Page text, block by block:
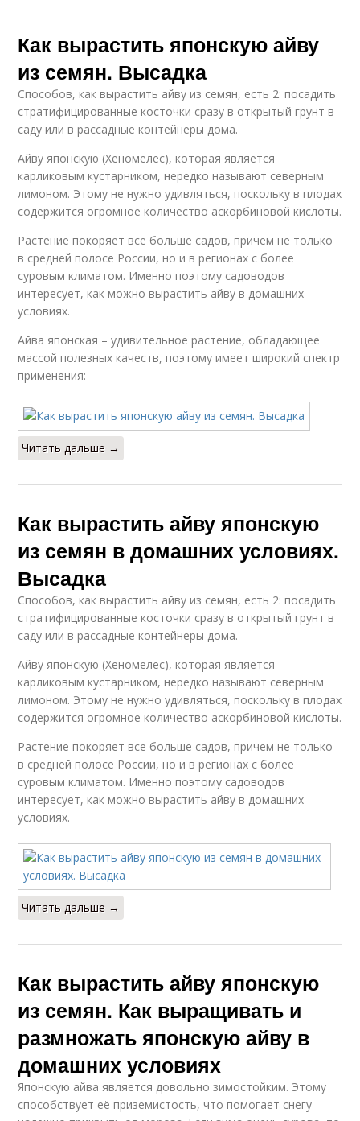
Как вырастить японскую айву
из семян. Высадка
Способов, как вырастить айву из семян, есть 2: посадить
стратифицированные косточки сразу в открытый грунт в
саду или в рассадные контейнеры дома.
Айву японскую (Хеномелес), которая является
карликовым кустарником, нередко называют северным
лимоном. Этому не нужно удивляться, поскольку в плодах
содержится огромное количество аскорбиновой кислоты.
Растение покоряет все больше садов, причем не только
в средней полосе России, но и в регионах с более
суровым климатом. Именно поэтому садоводов
интересует, как можно вырастить айву в домашних
условиях.
Айва японская – удивительное растение, обладающее
массой полезных качеств, поэтому имеет широкий спектр
применения:
Читать дальше →
Как вырастить айву японскую
из семян в домашних условиях.
Высадка
Способов, как вырастить айву из семян, есть 2: посадить
стратифицированные косточки сразу в открытый грунт в
саду или в рассадные контейнеры дома.
Айву японскую (Хеномелес), которая является
карликовым кустарником, нередко называют северным
лимоном. Этому не нужно удивляться, поскольку в плодах
содержится огромное количество аскорбиновой кислоты.
Растение покоряет все больше садов, причем не только
в средней полосе России, но и в регионах с более
суровым климатом. Именно поэтому садоводов
интересует, как можно вырастить айву в домашних
условиях.
Читать дальше →
Как вырастить айву японскую
из семян. Как выращивать и
размножать японскую айву в
домашних условиях
Японскую айва является довольно зимостойким. Этому
способствует её приземистость, что помогает снегу